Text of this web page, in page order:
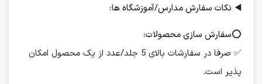
◀️ نکات سفارش مدارس/آموزشگاه ها:
⭕️سفارش سازی محصولات:
✅ صرفا در سفارشات بالای 5 جلد/عدد از یک محصول امکان
پذیر است.